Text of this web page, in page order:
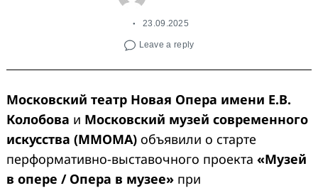
23.09.2025
Leave a reply
Московский театр Новая Опера имени Е.В.
Колобова и Московский музей современного
искусства (ММОМА) объявили о старте
перформативно-выставочного проекта «Музей
в опере / Опера в музее» при